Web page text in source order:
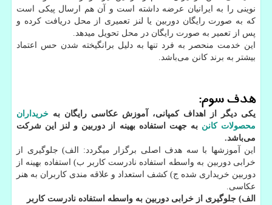
نوینی را به ایرانیان عرضه داشته است و آن هم ارسال پیکی است
که به صورت رایگان دوربین یا لنز تعمیری از محل دریافت کرده و
پس از تعمیر به صورت رایگان در محل تحویل میدهد.
این خدمت منحصر به فرد تنها به دلیل برانگیخته شدن حس اعتماد
بیشتر به برند کانن می‌باشد.
هدف سوم:
یکی دیگر از اهداف کمپانی، آموزش عکاسی رایگان به خریداران
محصولات کانن به جهت استفاده بهینه از دوربین و لنز این شرکت
می‌باشد.
این آموزشها با سه هدف اصلی برگزار میگردد: الف) جلوگیری از
خرابی دوربین به واسطه استفاده نادرست کاربر ب) استفاده بهینه از
دوربین خریداری شده ج) کشف استعداد و علاقه مندی کاربران به هنر
عکاسی.
الف) جلوگیری از خرابی دوربین به واسطه استفاده نادرست کاربر